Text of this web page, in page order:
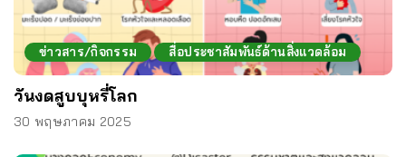
ข่าวสาร/กิจกรรม สื่อประชาสัมพันธ์ด้านสิ่งแวดล้อม
วันงดสูบบุหรี่โลก
30 พฤษภาคม 2025